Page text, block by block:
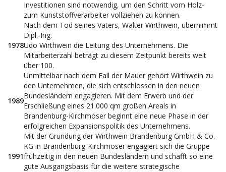
Investitionen sind notwendig, um den Schritt vom Holz-
zum Kunststoffverarbeiter vollziehen zu können.
1978
Nach dem Tod seines Vaters, Walter Wirthwein, übernimmt
Dipl.-Ing.
Udo Wirthwein die Leitung des Unternehmens. Die
Mitarbeiterzahl beträgt zu diesem Zeitpunkt bereits weit
über 100.
1989
Unmittelbar nach dem Fall der Mauer gehört Wirthwein zu
den Unternehmen, die sich entschlossen in den neuen
Bundesländern engagieren. Mit dem Erwerb und der
Erschließung eines 21.000 qm großen Areals in
Brandenburg-Kirchmöser beginnt eine neue Phase in der
erfolgreichen Expansionspolitik des Unternehmens.
1991
Mit der Gründung der Wirthwein Brandenburg GmbH & Co.
KG in Brandenburg-Kirchmöser engagiert sich die Gruppe
frühzeitig in den neuen Bundesländern und schafft so eine
gute Ausgangsbasis für die weitere strategische